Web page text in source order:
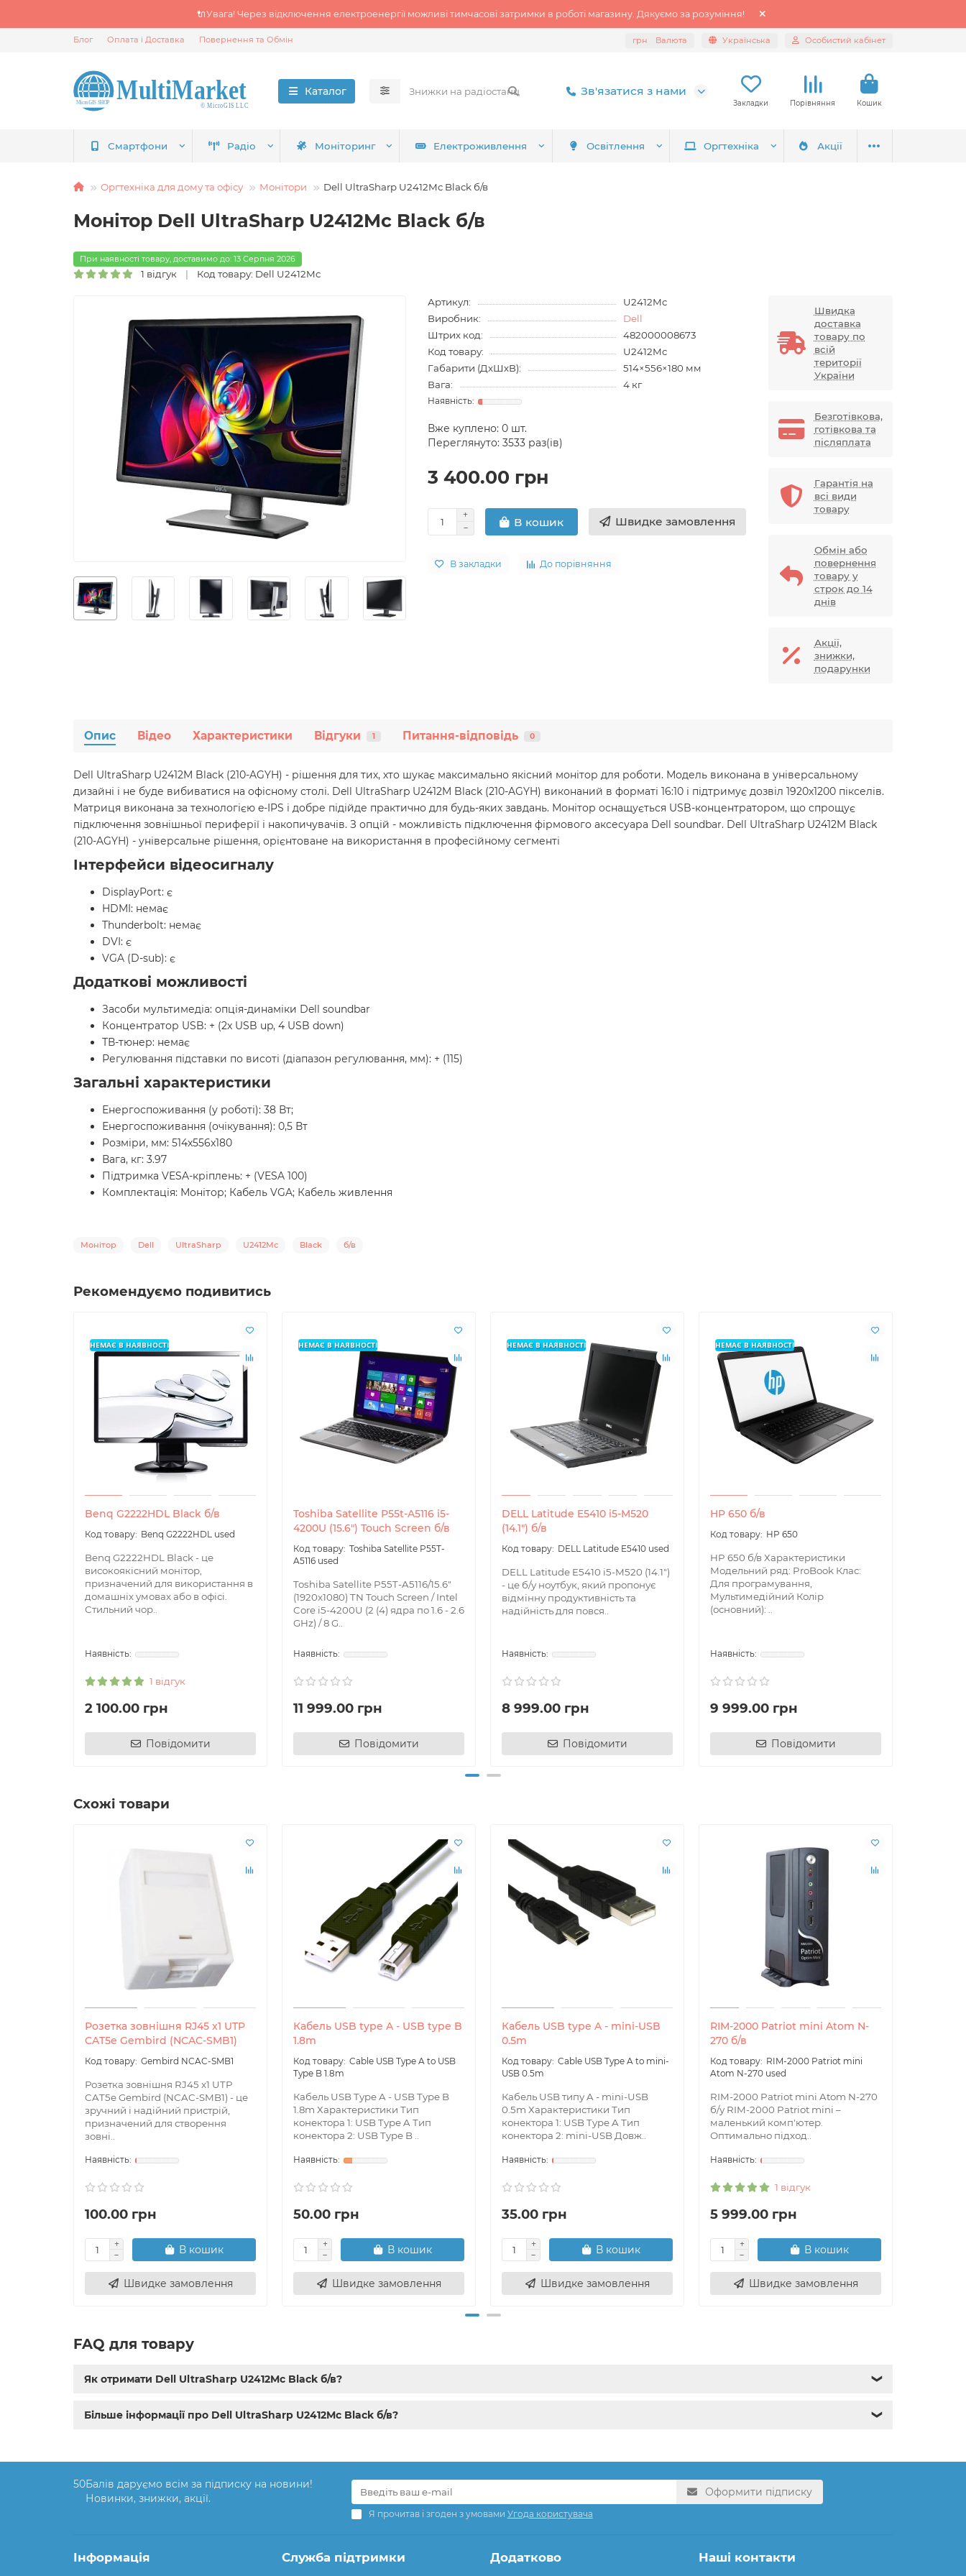
🔌Увага! Через відключення електроенергії можливі тимчасові затримки в роботі магазину. Дякуємо за розуміння!
Блог Оплата і Доставка Повернення та Обмін грн Валюта Українська Особистий кабінет
Каталог Зв'язатися з нами
Закладки Порівняння Кошик
Смартфони Радіо Моніторинг Електроживлення Освітлення Оргтехніка Акції
Оргтехніка для дому та офісу Монітори Dell UltraSharp U2412Mc Black б/в
Монітор Dell UltraSharp U2412Mc Black б/в
При наявності товару, доставимо до: 13 Серпня 2026
1 відгук Код товару: Dell U2412Mc
Артикул:
U2412Mc
Виробник:
Dell
Штрих код:
482000008673
Код товару:
U2412Mc
Габарити (ДхШхВ):
514×556×180 мм
Вага:
4 кг
Вже куплено:0 шт.
Переглянуто: 3533 раз(ів)
3 400.00 грн
В кошик Швидке замовлення
В закладки До порівняння
Швидка
доставка
товару по
всій
території
України
Безготівкова,
готівкова та
післяплата
Гарантія на
всі види
товару
Обмін або
повернення
товару у
строк до 14
днів
Акції,
знижки,
подарунки
Опис Відео Характеристики Відгуки 1 Питання-відповідь 0
Dell UltraSharp U2412M Black (210-AGYH) - рішення для тих, хто шукає максимально якісний монітор для роботи. Модель виконана в універсальному
дизайні і не буде вибиватися на офісному столі. Dell UltraSharp U2412M Black (210-AGYH) виконаний в форматі 16:10 і підтримує дозвіл 1920х1200 пікселів.
Матриця виконана за технологією e-IPS і добре підійде практично для будь-яких завдань. Монітор оснащується USB-концентратором, що спрощує
підключення зовнішньої периферії і накопичувачів. З опцій - можливість підключення фірмового аксесуара Dell soundbar. Dell UltraSharp U2412M Black
(210-AGYH) - універсальне рішення, орієнтоване на використання в професійному сегменті
Інтерфейси відеосигналу
DisplayPort: є
HDMI: немає
Thunderbolt: немає
DVI: є
VGA (D-sub): є
Додаткові можливості
Засоби мультимедіа: опція-динаміки Dell soundbar
Концентратор USB: + (2x USB up, 4 USB down)
ТВ-тюнер: немає
Регулювання підставки по висоті (діапазон регулювання, мм): + (115)
Загальні характеристики
Енергоспоживання (у роботі): 38 Вт;
Енергоспоживання (очікування): 0,5 Вт
Розміри, мм: 514x556x180
Вага, кг: 3.97
Підтримка VESA-кріплень: + (VESA 100)
Комплектація: Монітор; Кабель VGA; Кабель живлення
Монітор Dell UltraSharp U2412Mc Black б/в
Рекомендуємо подивитись
Benq G2222HDL Black б/в
Benq G2222HDL used
Benq G2222HDL Black - це
високоякісний монітор,
призначений для використання в
домашніх умовах або в офісі.
Стильний чор..
1 відгук
НЕМАЄ В НАЯВНОСТІ
2 100.00 грн
Повідомити
Toshiba Satellite P55t-A5116 i5-
4200U (15.6") Touch Screen б/в
Toshiba Satellite P55T-
A5116 used
Toshiba Satellite P55T-A5116/15.6"
(1920x1080) TN Touch Screen / Intel
Core i5-4200U (2 (4) ядра по 1.6 - 2.6
GHz) / 8 G..
НЕМАЄ В НАЯВНОСТІ
11 999.00 грн
Повідомити
DELL Latitude E5410 i5-M520
(14.1") б/в
DELL Latitude E5410 used
DELL Latitude E5410 i5-M520 (14.1")
- це б/у ноутбук, який пропонує
відмінну продуктивність та
надійність для повся..
НЕМАЄ В НАЯВНОСТІ
8 999.00 грн
Повідомити
HP 650 б/в
HP 650
HP 650 б/в Характеристики
Модельний ряд: ProBook Клас:
Для програмування,
Мультимедійний Колір
(основний): ..
НЕМАЄ В НАЯВНОСТІ
9 999.00 грн
Повідомити
Схожі товари
Розетка зовнішня RJ45 x1 UTP
CAT5e Gembird (NCAC-SMB1)
Gembird NCAC-SMB1
Розетка зовнішня RJ45 x1 UTP
CAT5e Gembird (NCAC-SMB1) - це
зручний і надійний пристрій,
призначений для створення
зовні..
100.00 грн
В кошик
Швидке замовлення
Кабель USB type A - USB type B
1.8m
Cable USB Type A to USB
Type B 1.8m
Кабель USB Type A - USB Type B
1.8m Характеристики Тип
конектора 1: USB Type A Тип
конектора 2: USB Type B ..
50.00 грн
В кошик
Швидке замовлення
Кабель USB type A - mini-USB
0.5m
Cable USB Type A to mini-
USB 0.5m
Кабель USB типу A - mini-USB
0.5m Характеристики Тип
конектора 1: USB Type A Тип
конектора 2: mini-USB Довж..
35.00 грн
В кошик
Швидке замовлення
RIM-2000 Patriot mini Atom N-
270 б/в
RIM-2000 Patriot mini
Atom N-270 used
RIM-2000 Patriot mini Atom N-270
б/у RIM-2000 Patriot mini –
маленький комп'ютер.
Оптимально підход..
1 відгук
5 999.00 грн
В кошик
Швидке замовлення
FAQ для товару
Як отримати Dell UltraSharp U2412Mc Black б/в? ❯
Більше інформації про Dell UltraSharp U2412Mc Black б/в? ❯
50Балів даруємо всім за підписку на новини!
Новинки, знижки, акції.
Оформити підписку
Я прочитав і згоден з умовами Угода користувача
Інформація Служба підтримки Додатково Наші контакти